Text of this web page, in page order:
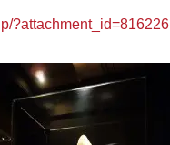
?attachment_id=816226